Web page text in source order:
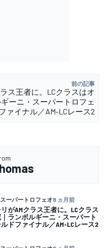
前の記事
ス王者に。LCクラスはオ
ーニ・スーパートロフェ
ァイナル／AM-LCレース2
ーパートロフェオ8 ヵ月前
がAMクラス王者に。LCクラス
ランボルギーニ・スーパート
ドファイナル／AM-LCレース2